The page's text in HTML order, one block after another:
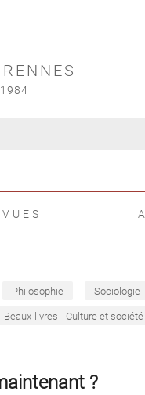
Philosophie Sociologie
Beaux-livres - Culture et société
?